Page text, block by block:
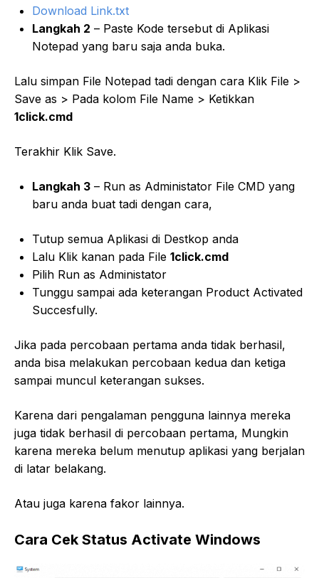
Download Link.txt
Langkah 2 – Paste Kode tersebut di Aplikasi
Notepad yang baru saja anda buka.
Lalu simpan File Notepad tadi dengan cara Klik File >
Save as > Pada kolom File Name > Ketikkan
1click.cmd
Terakhir Klik Save.
Langkah 3 – Run as Administator File CMD yang
baru anda buat tadi dengan cara,
Tutup semua Aplikasi di Destkop anda
Lalu Klik kanan pada File 1click.cmd
Pilih Run as Administator
Tunggu sampai ada keterangan Product Activated
Succesfully.
Jika pada percobaan pertama anda tidak berhasil,
anda bisa melakukan percobaan kedua dan ketiga
sampai muncul keterangan sukses.
Karena dari pengalaman pengguna lainnya mereka
juga tidak berhasil di percobaan pertama, Mungkin
karena mereka belum menutup aplikasi yang berjalan
di latar belakang.
Atau juga karena fakor lainnya.
Cara Cek Status Activate Windows